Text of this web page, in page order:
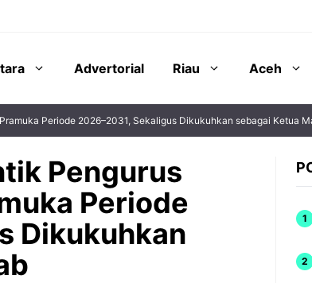
Advertorial Riau Aceh
Periode 2026–2031, Sekaligus Dikukuhkan sebagai Ketua
Pengurus
Periode
Dikukuhkan